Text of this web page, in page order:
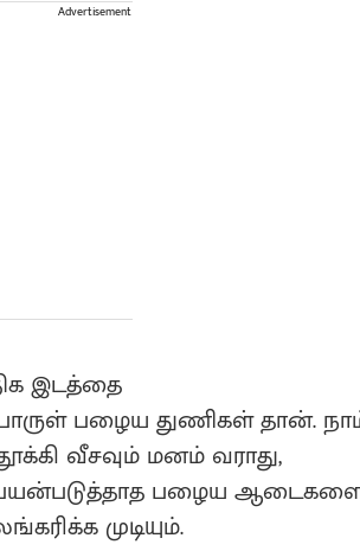
Advertisement
இடத்தை
பழைய துணிகள் தான்.
வீசவும் மனம் வராது,
பயன்படுத்தாத பழைய
முடியும்.